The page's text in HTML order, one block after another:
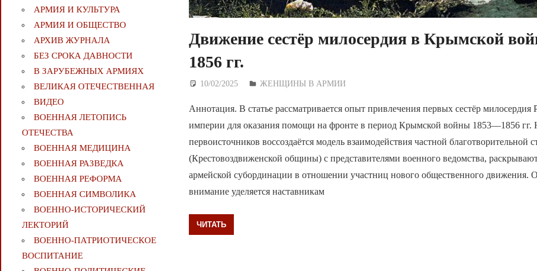
Движение сестёр милосердия в Крымской
1856 гг.
10/02/2025 Дежурный по Редакции
ЖЕНЩИНЫ В АРМИИ
Аннотация. В статье рассматривается опыт привлечения первых сестёр милосердия
империи для оказания помощи на фронте в период Крымской войны 1853—1856 гг.
первоисточников воссоздаётся модель взаимодействия частной благотворительной
(Крестовоздвиженской общины) с представителями военного ведомства,
армейской субординации в отношении участниц нового общественного движения.
внимание уделяется наставникам
ЧИТАТЬ
АРМИЯ И КУЛЬТУРА
АРМИЯ И ОБЩЕСТВО
АРХИВ ЖУРНАЛА
БЕЗ СРОКА ДАВНОСТИ
В ЗАРУБЕЖНЫХ АРМИЯХ
ВЕЛИКАЯ ОТЕЧЕСТВЕННАЯ
ВИДЕО
ВОЕННАЯ ЛЕТОПИСЬ
ОТЕЧЕСТВА
ВОЕННАЯ МЕДИЦИНА
ВОЕННАЯ РАЗВЕДКА
ВОЕННАЯ РЕФОРМА
ВОЕННАЯ СИМВОЛИКА
ВОЕННО-ИСТОРИЧЕСКИЙ
ЛЕКТОРИЙ
ВОЕННО-ПАТРИОТИЧЕСКОЕ
ВОСПИТАНИЕ